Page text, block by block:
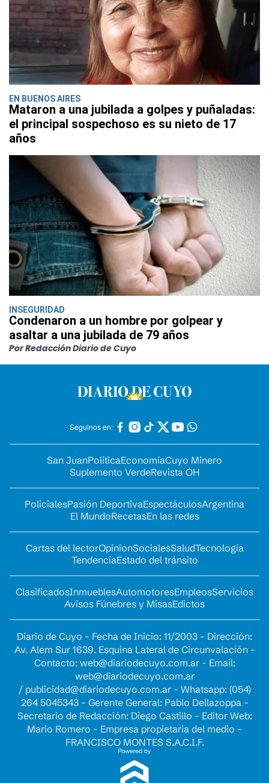
EN BUENOS AIRES
Mataron a una jubilada a golpes y puñaladas:
el principal sospechoso es su nieto de 17
años
INSEGURIDAD
Condenaron a un hombre por golpear y
asaltar a una jubilada de 79 años
Por Redacción Diario de Cuyo
Seguinos en:
San JuanPolíticaEconomíaCuyo Minero
Suplemento VerdeRevista OH
PolicialesPasión DeportivaEspectáculosArgentina
El MundoRecetasEn las redes
Cartas del lectorOpinionSocialesSaludTecnología
TendenciaEstado del tránsito
ClasificadosInmueblesAutomotoresEmpleosServicios
Avisos Fúnebres y MisasEdictos
Diario de Cuyo - Fecha de Inicio: 11/2003 - Dirección:
Av. Alem Sur 1639. Esquina Lateral de Circunvalación -
Contacto: web@diariodecuyo.com.ar- Email:
web@diariodecuyo.com.ar
/ publicidad@diariodecuyo.com.ar- Whatsapp: (054)
264 5045343 - Gerente General: Pablo Dellazoppa -
Secretario de Redacción: Diego Castillo - Editor Web:
Mario Romero - Empresa propietaria del medio -
FRANCISCO MONTES S.A.C.I.F.